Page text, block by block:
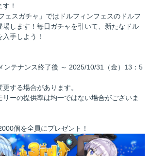
！
ェスガチャ」ではドルフィンフェスのドルフ
場します！毎日ガチャを引いて、新たなドル
手しよう！
ンテナンス終了後 ～ 2025/10/31（金）13：5
する場合があります。
ーの提供率は均一ではない場合がございま
個を全員にプレゼント！